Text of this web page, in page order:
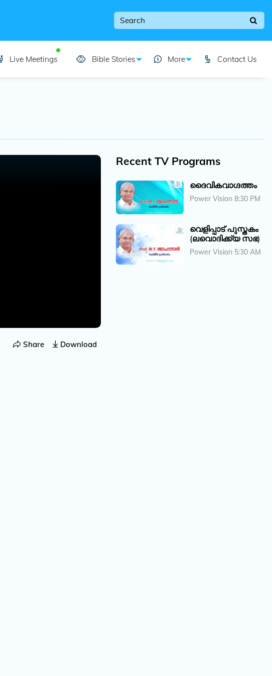
Live Meetings Bible Stories More Contact Us
Share Download
Recent TV Programs
ദൈവികവാഗ്ദത്തം
Power Vision 8:30 PM
വെളിപ്പാട് പുസ്തകം
(ലവൊദിക്ക്യ സഭ)
Power Vision 5:30 AM